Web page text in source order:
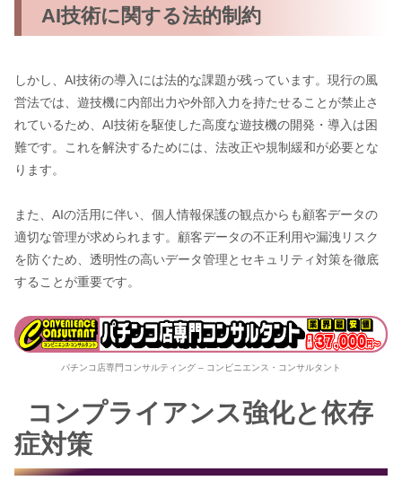
AI技術に関する法的制約
しかし、AI技術の導入には法的な課題が残っています。現行の風
営法では、遊技機に内部出力や外部入力を持たせることが禁止さ
れているため、AI技術を駆使した高度な遊技機の開発・導入は困
難です。これを解決するためには、法改正や規制緩和が必要とな
ります。
また、AIの活用に伴い、個人情報保護の観点からも顧客データの
適切な管理が求められます。顧客データの不正利用や漏洩リスク
を防ぐため、透明性の高いデータ管理とセキュリティ対策を徹底
することが重要です。
パチンコ店専門コンサルティング – コンビニエンス・コンサルタント
コンプライアンス強化と依存
症対策